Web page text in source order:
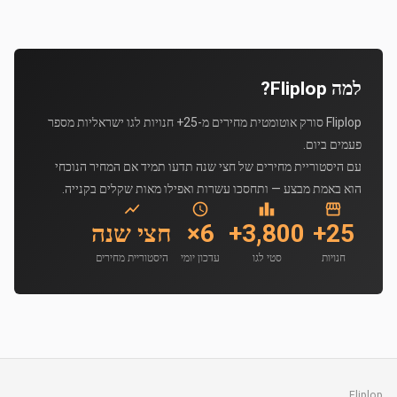
למה Fliplop?
Fliplop סורק אוטומטית מחירים מ-25+ חנויות לגו ישראליות מספר
פעמים ביום.
עם היסטוריית מחירים של חצי שנה תדעו תמיד אם המחיר הנוכחי
הוא באמת מבצע — ותחסכו עשרות ואפילו מאות שקלים בקנייה.
25+
חנויות
3,800+
סטי לגו
6×
עדכון יומי
חצי שנה
היסטוריית מחירים